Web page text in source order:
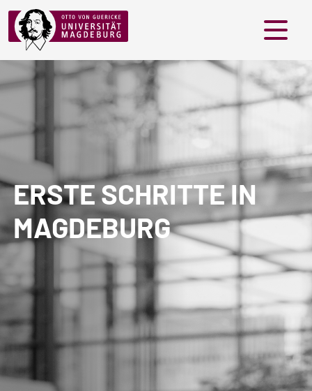
Menü
ERSTE SCHRITTE IN
MAGDEBURG